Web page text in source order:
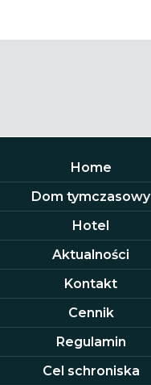
Home
Dom tymczasowy
Hotel
Aktualności
Kontakt
Cennik
Regulamin
Cel schroniska